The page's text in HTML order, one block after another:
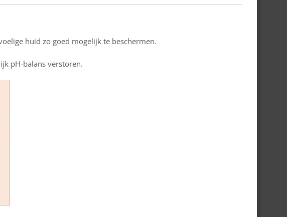
huid zo goed mogelijk te beschermen.
pH-balans verstoren.